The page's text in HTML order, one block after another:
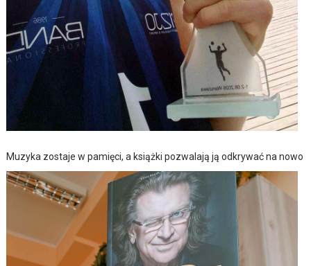
Muzyka zostaje w pamięci, a książki pozwalają ją odkrywać na nowo